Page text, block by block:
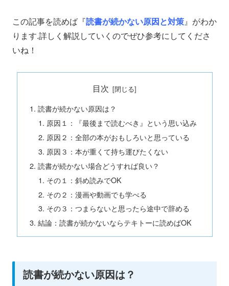
この記事を読めば『読書が続かない原因と対策』がわか
ります.詳しく解説していくのでぜひ参考にしてくださ
いね！
目次
読書が続かない原因は？
原因１：『最後まで読むべき』という思い込み
原因２：全部の本がおもしろいと思っている
原因３：本が重くて持ち運びたくない
読書が続かない場合どうすれば良い？
その１：斜め読みでOK
その２：漫画や動画でも学べる
その３：つまらないと思ったら途中で辞める
結論：読書が続かないならテキトーに読めばOK
読書が続かない原因は？